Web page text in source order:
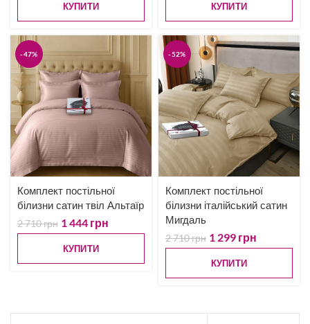
КУПИТИ КУПИТИ
-47%
Комплект постільної
білизни сатин твіл Альтаїр
2 710грн 1 444 грн
КУПИТИ
-52%
Комплект постільної
білизни італійський сатин
Мигдаль
2 710грн 1 299 грн
КУПИТИ